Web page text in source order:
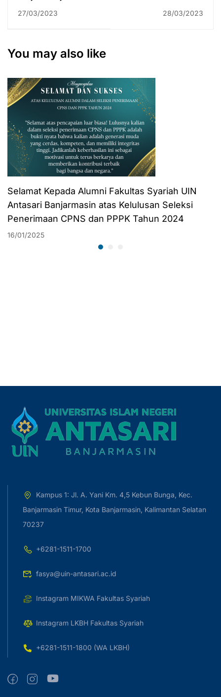
Peserta Usai
Nilai Ambang Batas
27/03/2023
Menginspirasi Itu
28/03/2023
You may also like
Selamat Kepada Alumni Fakultas Syariah UIN
Antasari Banjarmasin atas Kelulusan Seleksi
Penerimaan CPNS dan PPPK Tahun 2024
16/01/2025
Kampus 1: Jl. A. Yani Km. 4,5 Kebun Bunga, Kec.
Banjarmasin Timur, Kota Banjarmasin, Kalimantan Selatan
70237
+6281-1511-1700
fasya@uin-antasari.ac.id
Instagram MIKWA Fakultas Syariah
Instagram LKBH Fakultas Syariah
+6281-1511-1800 (WA LKBH)